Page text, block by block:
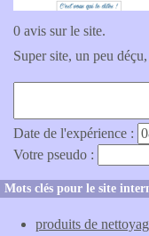
0 avis sur le site.
Super site, un peu
Date de l'expérience :
Votre pseudo :
Mots clés pour le site
produits de